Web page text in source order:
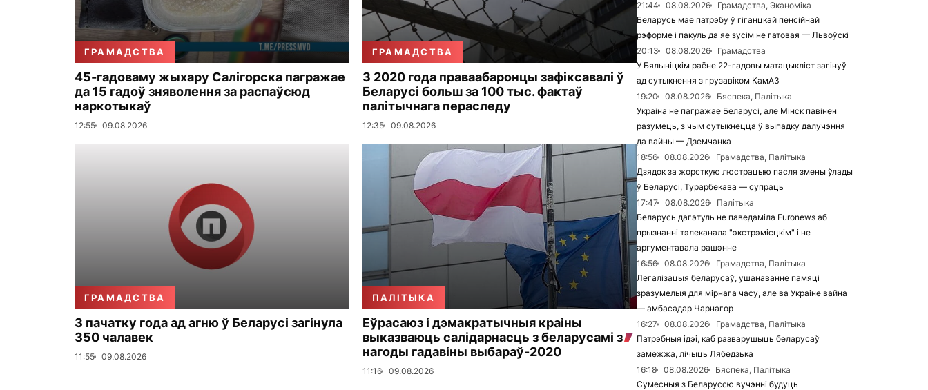
ГРАМАДСТВА
45-гадоваму жыхару Салігорска пагражае
да 15 гадоў зняволення за распаўсюд
наркотыкаў
12:55 09.08.2026
ГРАМАДСТВА
З 2020 года праваабаронцы зафіксавалі ў
Беларусі больш за 100 тыс. фактаў
палітычнага пераследу
12:35 09.08.2026
ГРАМАДСТВА
З пачатку года ад агню ў Беларусі загінула
350 чалавек
11:55 09.08.2026
ПАЛІТЫКА
Еўрасаюз і дэмакратычныя краіны
выказваюць салідарнасць з беларусамі з
нагоды гадавіны выбараў-2020
11:16 09.08.2026
21:44
08.08.2026
Грамадства, Эканоміка
Беларусь мае патрэбу ў гіганцкай пенсійнай
рэформе і пакуль да яе зусім не гатовая — Львоўскі
20:13
08.08.2026
Грамадства
У Бялыніцкім раёне 22-гадовы матацыкліст загінуў
ад сутыкнення з грузавіком КамАЗ
19:20
08.08.2026
Бяспека, Палітыка
Украіна не пагражае Беларусі, але Мінск павінен
разумець, з чым сутыкнецца ў выпадку далучэння
да вайны — Дземчанка
18:56
08.08.2026
Грамадства, Палітыка
Дзядок за жорсткую люстрацыю пасля змены ўлады
ў Беларусі, Турарбекава — супраць
17:47
08.08.2026
Палітыка
Беларусь дагэтуль не паведаміла Euronews аб
прызнанні тэлеканала "экстрэмісцкім" і не
аргументавала рашэнне
16:56
08.08.2026
Грамадства, Палітыка
Легалізацыя беларусаў, ушанаванне памяці
зразумелыя для мірнага часу, але ва Украіне вайна
— амбасадар Чарнагор
16:27
08.08.2026
Грамадства, Палітыка
Патрэбныя ідэі, каб разварушыць беларусаў
замежжа, лічыць Лябедзька
16:18
08.08.2026
Бяспека, Палітыка
Сумесныя з Беларуссю вучэнні будуць